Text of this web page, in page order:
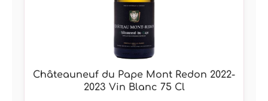
Châteauneuf du Pape Mont Redon 2022-
2023 Vin Blanc 75 Cl